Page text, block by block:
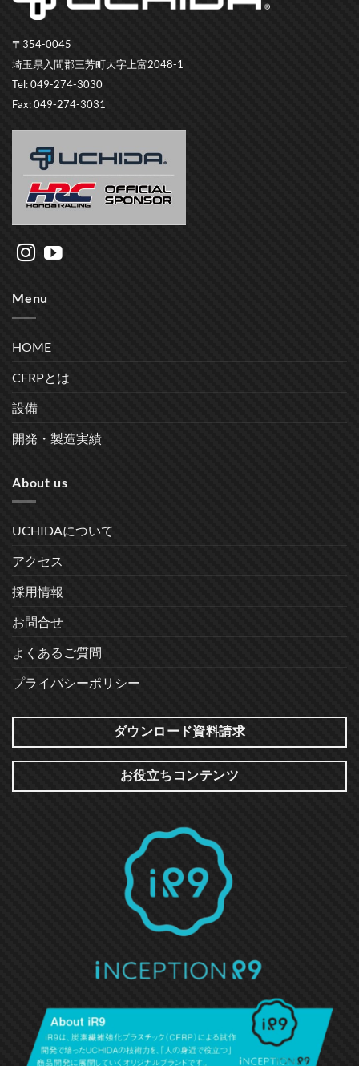
〒354-0045
埼玉県入間郡三芳町大字上富2048-1
Tel: 049-274-3030
Fax: 049-274-3031
Menu
HOME
CFRPとは
設備
開発・製造実績
About us
UCHIDAについて
アクセス
採用情報
お問合せ
よくあるご質問
プライバシーポリシー
ダウンロード資料請求
お役立ちコンテンツ